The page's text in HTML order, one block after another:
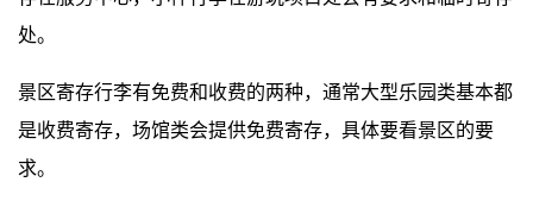
处。
景区寄存行李有免费和收费的两种，通常大型乐园类基本都
是收费寄存，场馆类会提供免费寄存，具体要看景区的要
求。